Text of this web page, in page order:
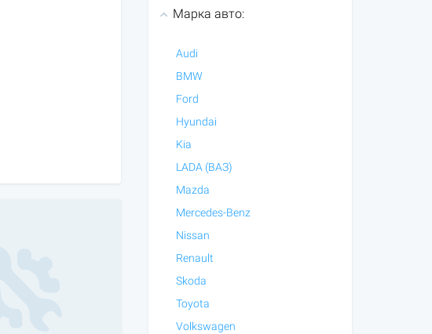
Марка авто:
Audi
BMW
Ford
Hyundai
Kia
LADA (ВАЗ)
Mazda
Mercedes-Benz
Nissan
Renault
Skoda
Toyota
Volkswagen